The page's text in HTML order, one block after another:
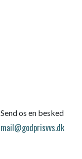
Send os en besked
mail@godprisvvs.dk